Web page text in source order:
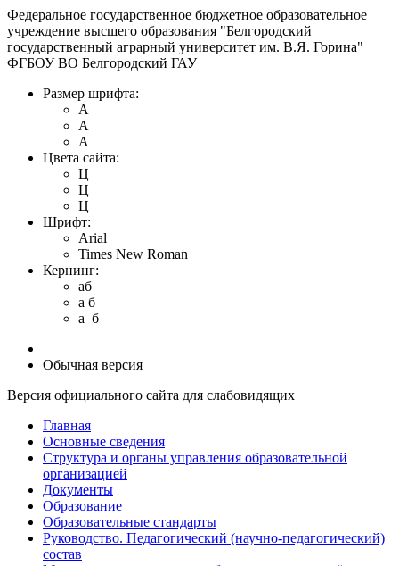
Федеральное государственное бюджетное образовательное
учреждение высшего образования "Белгородский
государственный аграрный университет им. В.Я. Горина"
ФГБОУ ВО Белгородский ГАУ
Размер шрифта:
A
A
A
Цвета сайта:
Ц
Ц
Ц
Шрифт:
Arial
Times New Roman
Кернинг:
aб
a б
a б
Обычная версия
Версия официального сайта для слабовидящих
Главная
Основные сведения
Структура и органы управления образовательной
организацией
Документы
Образование
Образовательные стандарты
Руководство. Педагогический (научно-педагогический)
состав